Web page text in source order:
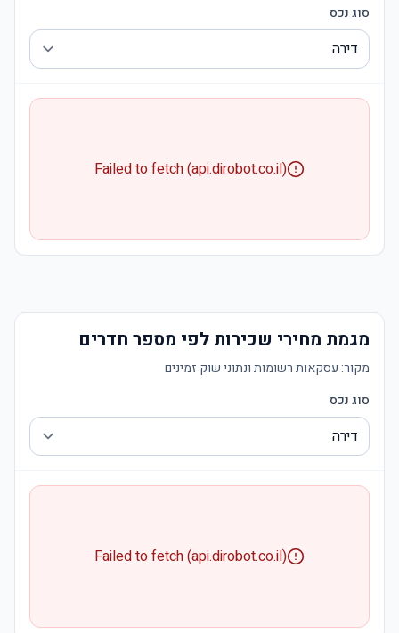
סוג נכס
Failed to fetch (api.dirobot.co.il)
מגמת מחירי שכירות לפי מספר חדרים
מקור: עסקאות רשומות ונתוני שוק זמינים
סוג נכס
Failed to fetch (api.dirobot.co.il)